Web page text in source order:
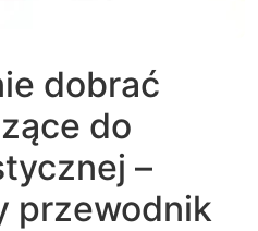
dobrać
do
–
przewodnik